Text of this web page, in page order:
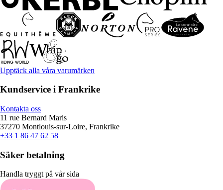
Upptäck alla våra varumärken
Kundservice i Frankrike
Kontakta oss
11 rue Bernard Maris
37270 Montlouis-sur-Loire, Frankrike
+33 1 86 47 62 58
Säker betalning
Handla tryggt på vår sida